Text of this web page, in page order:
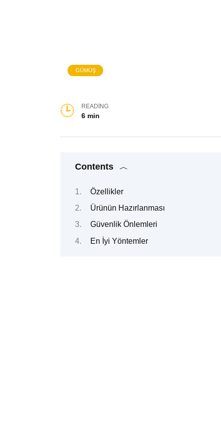
GÜMÜŞ
READING
6 min
Contents
Özellikler
Ürünün Hazırlanması
Güvenlik Önlemleri
En İyi Yöntemler